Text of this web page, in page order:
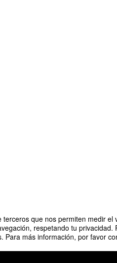
terceros que nos permiten medir
respetando tu
Para más información, por favor